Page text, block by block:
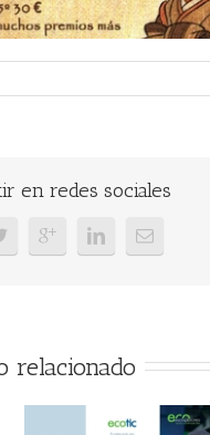
en redes sociales
relacionado